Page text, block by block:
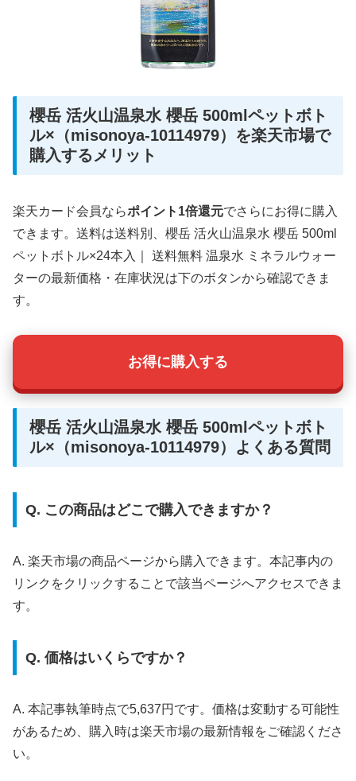
櫻岳 活火山温泉水 櫻岳 500mlペットボト
ル×（misonoya-10114979）を楽天市場で
購入するメリット
楽天カード会員ならポイント1倍還元でさらにお得に購入
できます。送料は送料別、櫻岳 活火山温泉水 櫻岳 500ml
ペットボトル×24本入｜ 送料無料 温泉水 ミネラルウォー
ターの最新価格・在庫状況は下のボタンから確認できま
す。
お得に購入する
櫻岳 活火山温泉水 櫻岳 500mlペットボト
ル×（misonoya-10114979）よくある質問
Q. この商品はどこで購入できますか？
A. 楽天市場の商品ページから購入できます。本記事内の
リンクをクリックすることで該当ページへアクセスできま
す。
Q. 価格はいくらですか？
A. 本記事執筆時点で5,637円です。価格は変動する可能性
があるため、購入時は楽天市場の最新情報をご確認くださ
い。